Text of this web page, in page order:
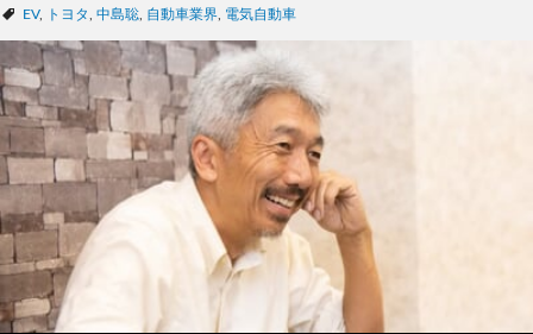
テ
ー
タ
EV, トヨタ 中島聡 自動車業界 電気自動車